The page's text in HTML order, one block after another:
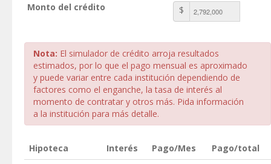
Monto del crédito $
Nota: El simulador de crédito arroja resultados
estimados, por lo que el pago mensual es aproximado
y puede variar entre cada institución dependiendo de
factores como el enganche, la tasa de interés al
momento de contratar y otros más. Pida información
a la institución para más detalle.
Hipoteca Interés Pago/Mes
Pago/total